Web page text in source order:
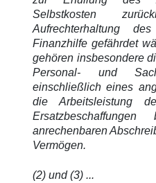
Selbstkosten
Aufrechterhaltung
Finanzhilfe gefährdet
gehören insbesondere
Personal- und
einschließlich eines
die Arbeitsleistung
anrechenbaren
Vermögen.
(2) und (3) ...